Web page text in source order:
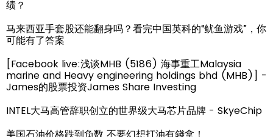
绩？
马来西亚手套股还能翻身吗？看完中国英科的“鱿鱼游戏”，你
可能有了答案
[Facebook live:浅谈MHB (5186) 海事重工Malaysia
marine and Heavy engineering holdings bhd (MHB)] -
James的股票投资James Share Investing
INTEL大马高管辞职创立的世界级大马芯片品牌 - SkyeChip
美国石油价格跌到负数 不要幻想打油有錢拿！